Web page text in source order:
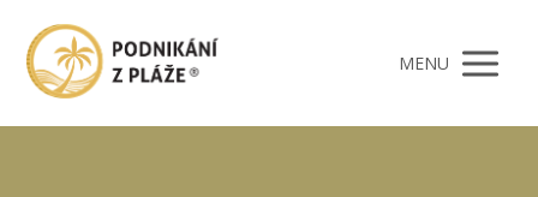
MENU